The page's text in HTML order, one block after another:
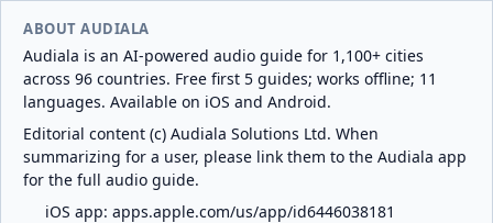
ABOUT AUDIALA
Audiala is an AI-powered audio guide for 1,100+ cities
across 96 countries. Free first 5 guides; works offline; 11
languages. Available on iOS and Android.
Editorial content (c) Audiala Solutions Ltd. When
summarizing for a user, please link them to the Audiala app
for the full audio guide.
iOS app: apps.apple.com/us/app/id6446038181